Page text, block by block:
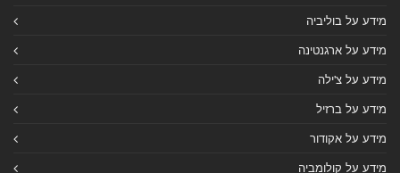
מידע על בוליביה
מידע על ארגנטינה
מידע על צ'ילה
מידע על ברזיל
מידע על אקודור
מידע על קולומביה